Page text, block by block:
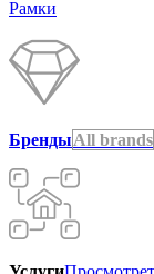
Рамки
БрендыAll brands